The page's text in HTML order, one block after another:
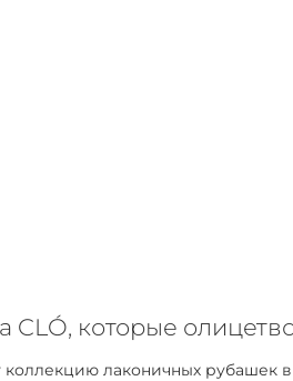
CLÓ, которые
лаконичных рубашек